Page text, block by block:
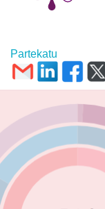
Partekatu